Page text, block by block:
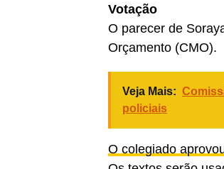
Votação
O parecer de
Orçamento (CMO).
Veja Mais:
policiais
O colegiado